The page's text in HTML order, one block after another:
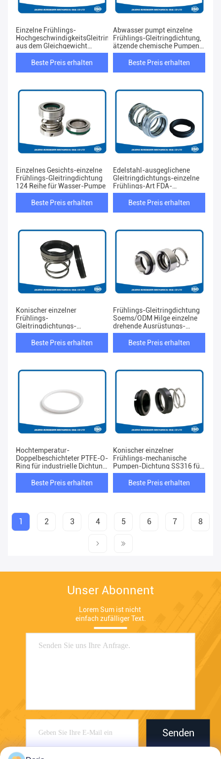
Einzelne Frühlings-
HochgeschwindigkeitsGleitringdichtung
aus dem Gleichgewicht
gebracht für spezielles
MediumBeste Preis erhalten
Abwasser pumpt einzelne
Frühlings-Gleitringdichtung,
ätzende chemische Pumpen-
Dichtung
Beste Preis erhalten
Einzelnes Gesichts-einzelne
Frühlings-Gleitringdichtung
124 Reihe für Wasser-Pumpe
Beste Preis erhalten
Edelstahl-ausgeglichene
Gleitringdichtungs-einzelne
Frühlings-Art FDA-
Zustimmung
Beste Preis erhalten
Konischer einzelner
Frühlings-
Gleitringdichtungs-
Elastomer-Gummi brüllt Art
für Wasser-Pumpe
Beste Preis erhalten
Frühlings-Gleitringdichtung
Soems/ODM Hilge einzelne
drehende Ausrüstungs-
Verwendung
Beste Preis erhalten
Hochtemperatur-
Doppelbeschichteter PTFE-O-
Ring für industrielle Dichtung
Längen 1-1000 mm
Temperaturbereich -50-250 C
Beste Preis erhalten
Konischer einzelner
Frühlings-mechanische
Pumpen-Dichtung SS316 für
Umlaufpumpe-Fabrik
Beste Preis erhalten
1 2 3 4 5 6 7 8
Unser Abonnent
Lorem Sum ist nicht
einfach zufälliger Text.
Senden